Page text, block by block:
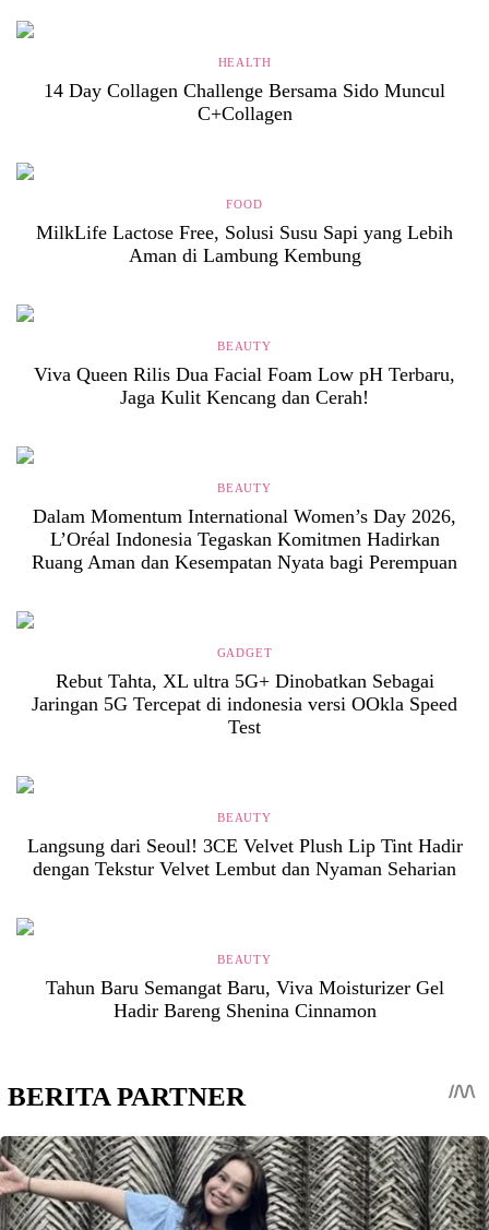
HEALTH
14 Day Collagen Challenge Bersama Sido Muncul
C+Collagen
FOOD
MilkLife Lactose Free, Solusi Susu Sapi yang Lebih
Aman di Lambung Kembung
BEAUTY
Viva Queen Rilis Dua Facial Foam Low pH Terbaru,
Jaga Kulit Kencang dan Cerah!
BEAUTY
Dalam Momentum International Women’s Day 2026,
L’Oréal Indonesia Tegaskan Komitmen Hadirkan
Ruang Aman dan Kesempatan Nyata bagi Perempuan
GADGET
Rebut Tahta, XL ultra 5G+ Dinobatkan Sebagai
Jaringan 5G Tercepat di indonesia versi OOkla Speed
Test
BEAUTY
Langsung dari Seoul! 3CE Velvet Plush Lip Tint Hadir
dengan Tekstur Velvet Lembut dan Nyaman Seharian
BEAUTY
Tahun Baru Semangat Baru, Viva Moisturizer Gel
Hadir Bareng Shenina Cinnamon